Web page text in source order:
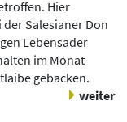
Hier
Salesianer Don
Lebensader
im Monat
gebacken.
weiter